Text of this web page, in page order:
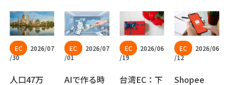
2026/07
/30
人口47万
2026/07
/01
AIで作る時
2026/06
/19
台湾EC：下
2026/06
/12
Shopee